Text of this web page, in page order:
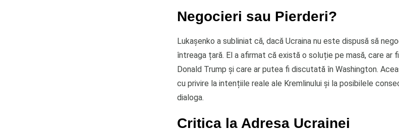
Negocieri sau Pierderi?
Lukașenko a subliniat că, dacă Ucraina nu este dispusă să
întreaga țară. El a afirmat că există o soluție pe masă, care ar
Donald Trump și care ar putea fi discutată în Washington.
cu privire la intențiile reale ale Kremlinului și la posibilele
dialoga.
Critica la Adresa Ucrainei